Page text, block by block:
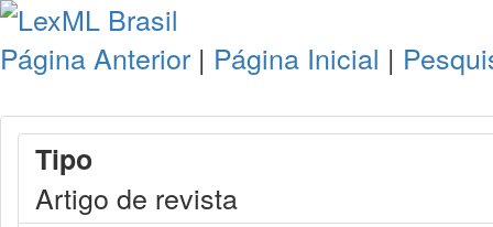
Página Anterior | Página Inicial |
Tipo
Artigo de revista